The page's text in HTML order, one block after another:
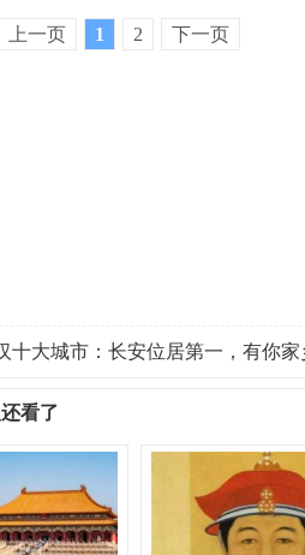
上一页 1 2 下一页
十大城市：长安位居第一，有你家
看了